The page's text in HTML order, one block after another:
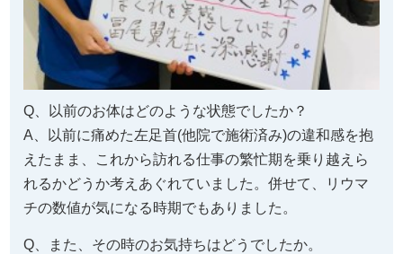
Q、以前のお体はどのような状態でしたか？
A、以前に痛めた左足首(他院で施術済み)の違和感を抱
えたまま、これから訪れる仕事の繁忙期を乗り越えら
れるかどうか考えあぐれていました。併せて、リウマ
チの数値が気になる時期でもありました。
Q、また、その時のお気持ちはどうでしたか。